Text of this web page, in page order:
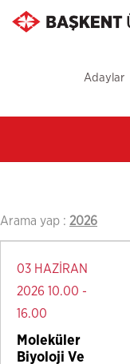
Adaylar
Arama yap : 2026
03 HAZİRAN
2026 10.00 -
16.00
Moleküler
Biyoloji Ve